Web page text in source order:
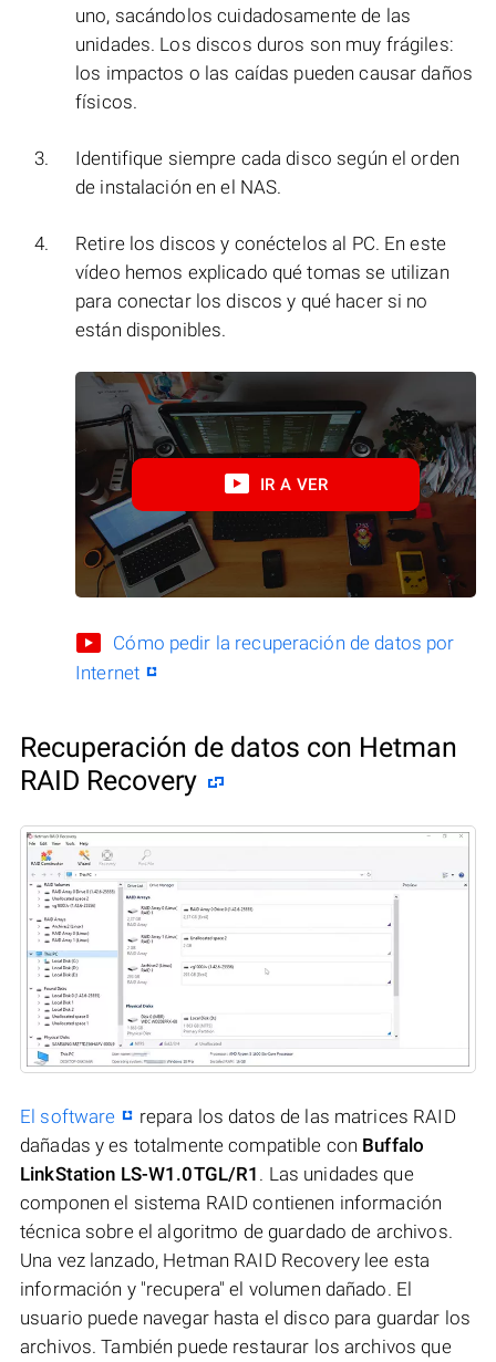
uno, sacándolos cuidadosamente de las
unidades. Los discos duros son muy frágiles:
los impactos o las caídas pueden causar daños
físicos.
Identifique siempre cada disco según el orden
de instalación en el NAS.
Retire los discos y conéctelos al PC. En este
vídeo hemos explicado qué tomas se utilizan
para conectar los discos y qué hacer si no
están disponibles.
IR A VER
Cómo pedir la recuperación de datos por
Internet
Recuperación de datos con Hetman
RAID Recovery
El software
repara los datos de las matrices RAID
dañadas y es totalmente compatible con Buffalo
LinkStation LS-W1.0TGL/R1 . Las unidades que
componen el sistema RAID contienen información
técnica sobre el algoritmo de guardado de archivos.
Una vez lanzado, Hetman RAID Recovery lee esta
información y "recupera" el volumen dañado. El
usuario puede navegar hasta el disco para guardar los
archivos. También puede restaurar los archivos que